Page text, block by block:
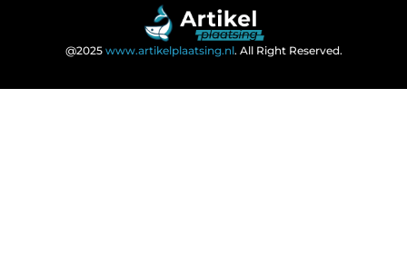
@2025 www.artikelplaatsing.nl. All Right Reserved.